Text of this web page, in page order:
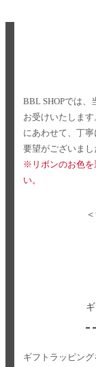
BBL SHOPでは
お受けいたします
にあわせて、丁寧
要望がございまし
※リボンのお色を
い。
ギフトラッピン